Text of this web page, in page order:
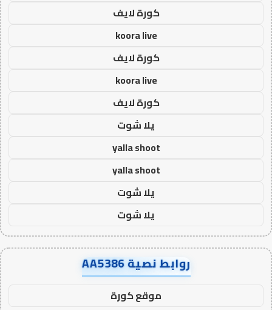
كورة لايف
koora live
كورة لايف
koora live
كورة لايف
يلا شوت
yalla shoot
yalla shoot
يلا شوت
يلا شوت
روابط نصية AA5386
موقع كورة